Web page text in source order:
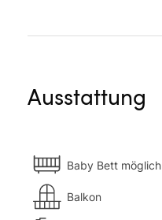
Ausstattung
Baby Bett möglich
Balkon